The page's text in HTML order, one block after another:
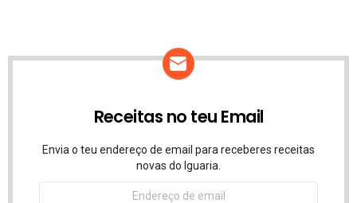
Receitas no teu Email
Envia o teu endereço de email para receberes receitas
novas do Iguaria.
Endereço